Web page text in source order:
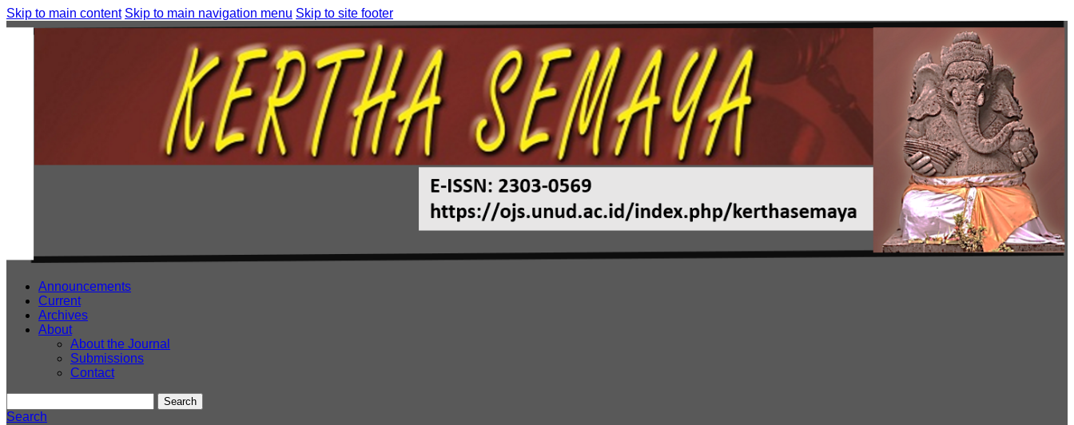
Skip to main content Skip to main navigation menu Skip to site footer
Announcements
Current
Archives
About
About the Journal
Submissions
Contact
Search
Search